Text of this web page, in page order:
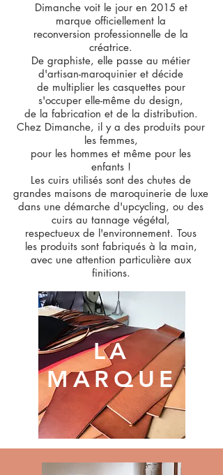
Dimanche voit le jour en 2015 et
marque officiellement la
reconversion professionnelle de la
créatrice.
De graphiste, elle passe au métier
d'artisan-maroquinier et décide
de multiplier les casquettes pour
s'occuper elle-même du design,
de la fabrication et de la distribution.
Chez Dimanche, il y a des produits pour
les femmes,
pour les hommes et même pour les
enfants !
Les cuirs utilisés sont des chutes de
grandes maisons de maroquinerie de luxe
dans une démarche d'upcycling, ou des
cuirs au tannage végétal,
respectueux de l'environnement. Tous
les produits sont fabriqués à la main,
avec une attention particulière aux
finitions.
LA
MARQUE